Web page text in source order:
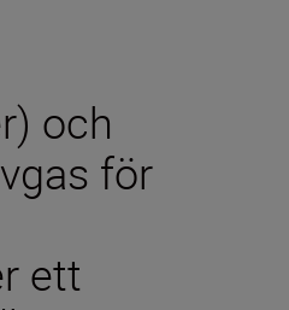
och
för
ett